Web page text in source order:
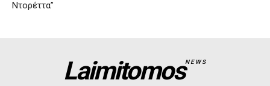
Ντορέττα”
LaimitomosNEWS